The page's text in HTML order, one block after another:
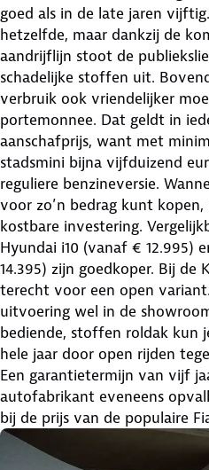
goed als in de late jaren
hetzelfde, maar dankzij de
aandrijflijn stoot de
schadelijke stoffen uit.
verbruik ook vriendelijker
portemonnee. Dat geldt in
aanschafprijs, want met
stadsmini bijna vijfduizend
reguliere benzineversie.
voor zo’n bedrag kunt
kostbare investering.
Hyundai i10 (vanaf € 12.995)
14.395) zijn goedkoper. Bij de
terecht voor een open
uitvoering wel in de
bediende, stoffen roldak kun
hele jaar door open rijden
Een garantietermijn van vijf
autofabrikant eveneens
bij de prijs van de populaire